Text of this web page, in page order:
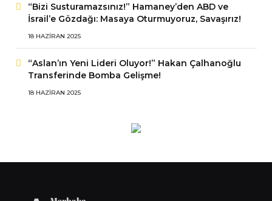
“Bizi Susturamazsınız!” Hamaney’den ABD ve
İsrail’e Gözdağı: Masaya Oturmuyoruz, Savaşırız!
18 HAZIRAN 2025
“Aslan’ın Yeni Lideri Oluyor!” Hakan Çalhanoğlu
Transferinde Bomba Gelişme!
18 HAZIRAN 2025